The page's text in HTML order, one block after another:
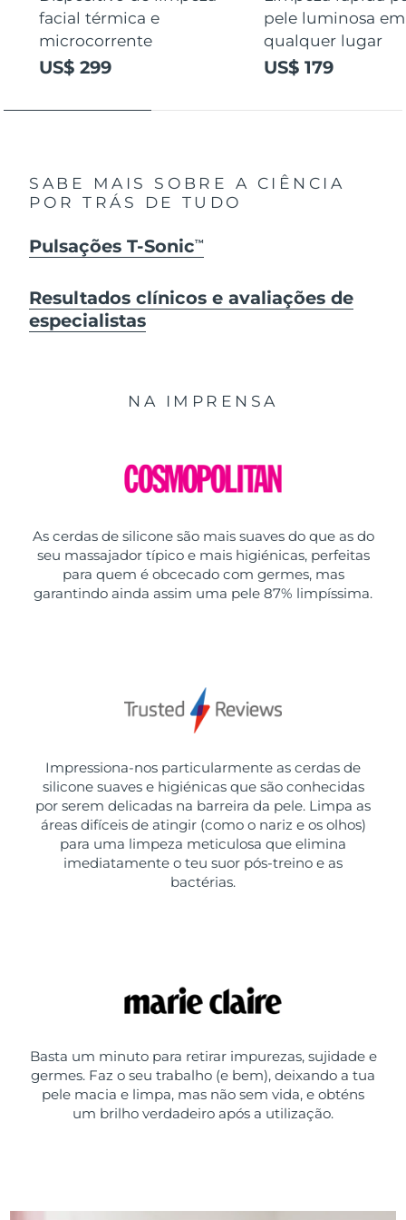
facial térmica e
microcorrente
US$ 299
pele luminosa em
qualquer lugar
US$ 179
SABE MAIS SOBRE A CIÊNCIA
POR TRÁS DE TUDO
Pulsações T-SonicTM
Resultados clínicos e avaliações de
especialistas
NA IMPRENSA
As cerdas de silicone são mais suaves do que as do
seu massajador típico e mais higiénicas, perfeitas
para quem é obcecado com germes, mas
garantindo ainda assim uma pele 87% limpíssima.
Impressiona-nos particularmente as cerdas de
silicone suaves e higiénicas que são conhecidas
por serem delicadas na barreira da pele. Limpa as
áreas difíceis de atingir (como o nariz e os olhos)
para uma limpeza meticulosa que elimina
imediatamente o teu suor pós-treino e as
bactérias.
Basta um minuto para retirar impurezas, sujidade e
germes. Faz o seu trabalho (e bem), deixando a tua
pele macia e limpa, mas não sem vida, e obténs
um brilho verdadeiro após a utilização.